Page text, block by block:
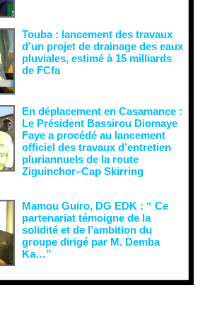
Touba : lancement des travaux
d’un projet de drainage des eaux
pluviales, estimé à 15 milliards
de FCfa ‎
En déplacement en Casamance :
Le Président Bassirou Diomaye
Faye a procédé au lancement
officiel des travaux d’entretien
pluriannuels de la route
Ziguinchor–Cap Skirring
Mamou Guiro, DG EDK : “ Ce
partenariat témoigne de la
solidité et de l’ambition du
groupe dirigé par M. Demba
Ka…”